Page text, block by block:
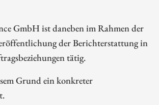
GmbH ist daneben im Rahmen der
der Berichterstattung in
tätig.
Grund ein konkreter